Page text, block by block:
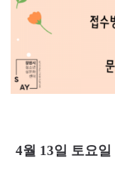
4월 13일 토요일